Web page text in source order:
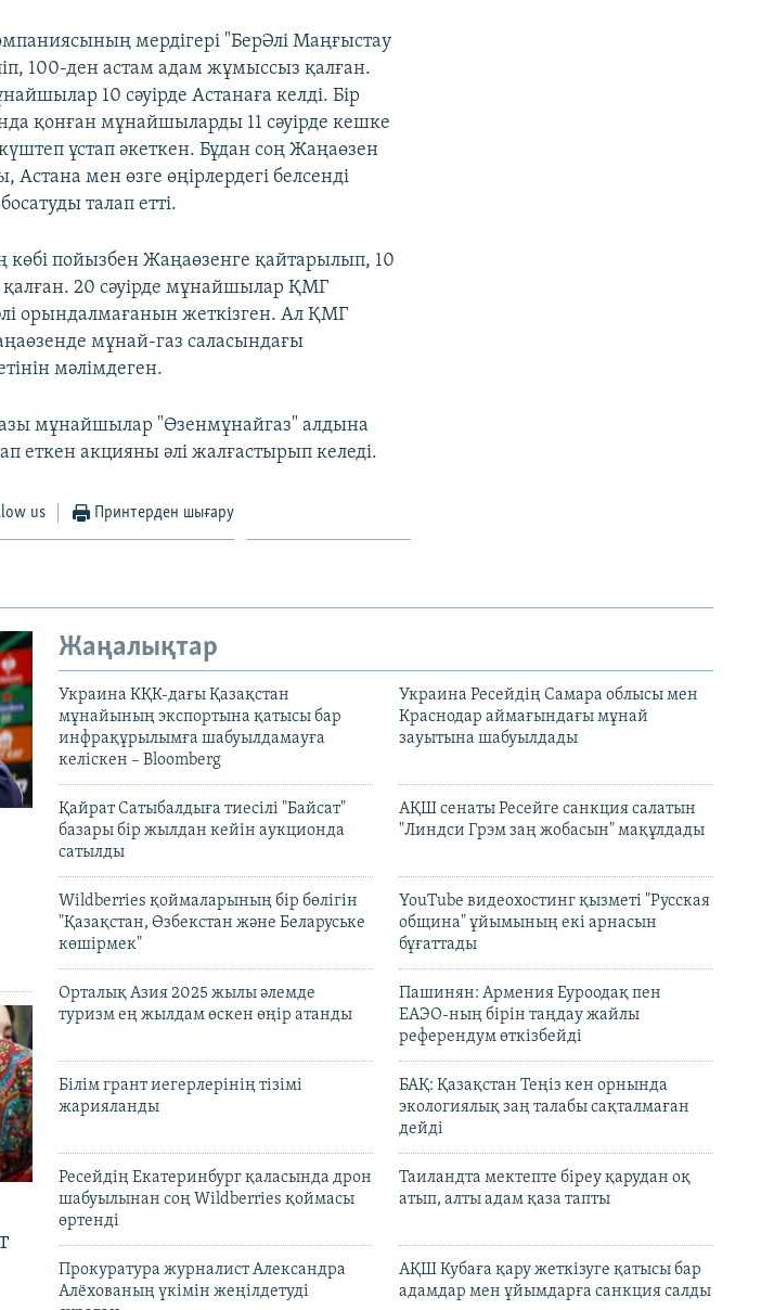
мердігері "БерӘлі Маңғыстау
100-ден астам адам жұмыссыз қалған.
10 сәуірде Астанаға келді. Бір
қонған мұнайшыларды 11 сәуірде кешке
ұстап әкеткен. Бұдан соң Жаңаөзен
мен өзге өңірлердегі белсенді
талап етті.
көбі пойызбен Жаңаөзенге қайтарылып, 10
қалған. 20 сәуірде мұнайшылар ҚМГ
орындалмағанын жеткізген. Ал ҚМГ
мұнай-газ саласындағы
мәлімдеген.
мұнайшылар "Өзенмұнайгаз" алдына
еткен акцияны әлі жалғастырып келеді.
us Принтерден шығару
Жаңалықтар
Украина КҚК-дағы Қазақстан
мұнайының экспортына қатысы бар
инфрақұрылымға шабуылдамауға
келіскен – Bloomberg
Украина Ресейдің Самара облысы мен
Краснодар аймағындағы мұнай
зауытына шабуылдады
Қайрат Сатыбалдыға тиесілі "Байсат"
базары бір жылдан кейін аукционда
сатылды
АҚШ сенаты Ресейге санкция салатын
"Линдси Грэм заң жобасын" мақұлдады
Wildberries қоймаларының бір бөлігін
"Қазақстан, Өзбекстан және Беларуське
көшірмек"
YouTube видеохостинг қызметі "Русская
община" ұйымының екі арнасын
бұғаттады
Орталық Азия 2025 жылы әлемде
туризм ең жылдам өскен өңір атанды
Пашинян: Армения Еуроодақ пен
ЕАЭО-ның бірін таңдау жайлы
референдум өткізбейді
Білім грант иегерлерінің тізімі
жарияланды
БАҚ: Қазақстан Теңіз кен орнында
экологиялық заң талабы сақталмаған
дейді
Ресейдің Екатеринбург қаласында дрон
шабуылынан соң Wildberries қоймасы
өртенді
Таиландта мектепте біреу қарудан оқ
атып, алты адам қаза тапты
Прокуратура журналист Александра
Алёхованың үкімін жеңілдетуді
АҚШ Кубаға қару жеткізуге қатысы бар
адамдар мен ұйымдарға санкция салды